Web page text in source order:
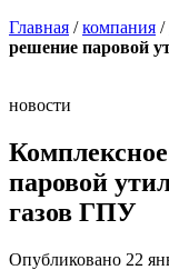
Главная /компания /
решение паровой
новости
паровой
газов ГПУ
Опубликовано 22